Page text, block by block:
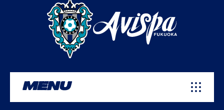
MENU